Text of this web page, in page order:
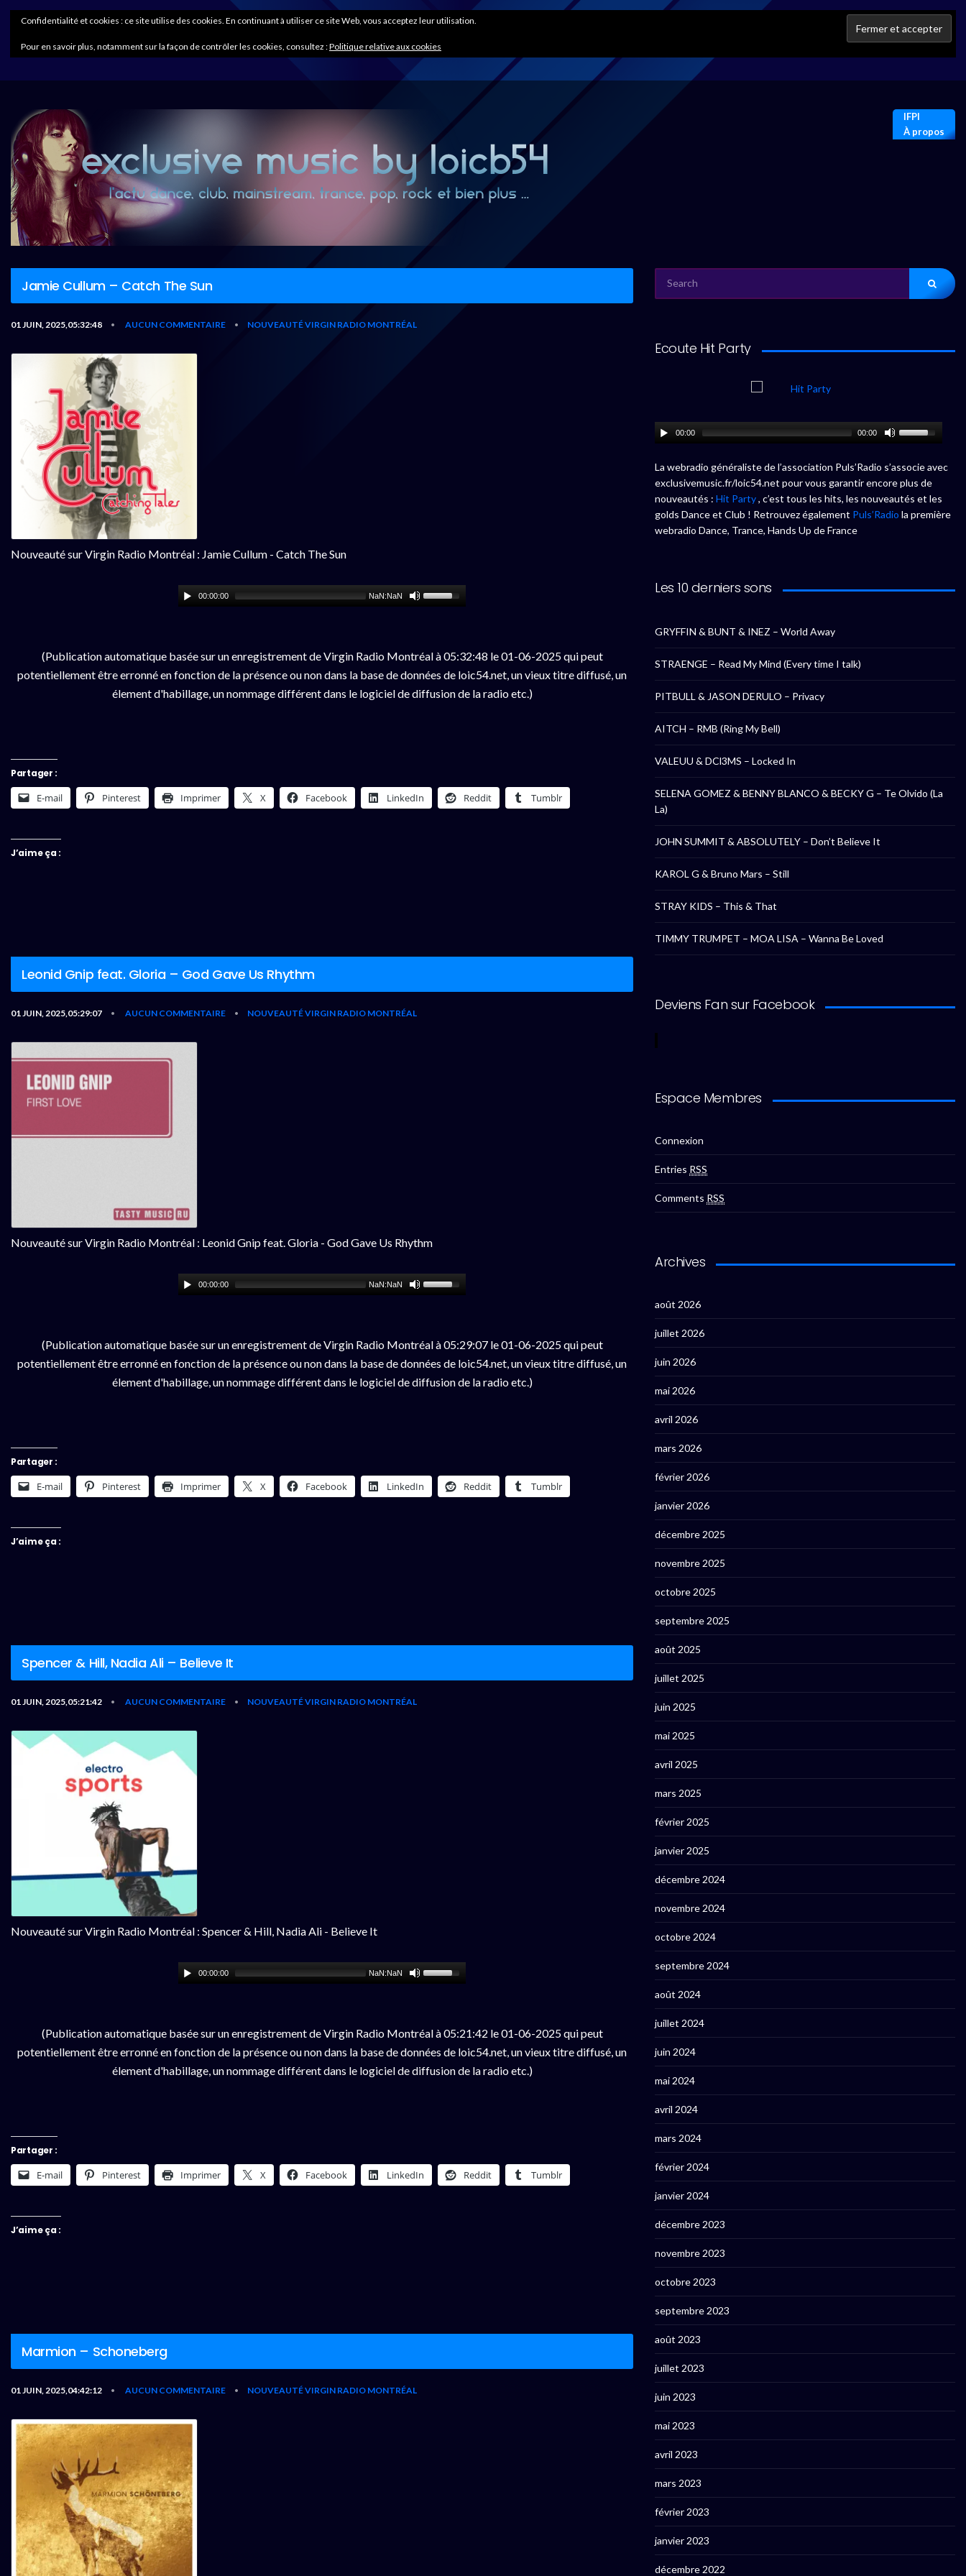
IFPI
À propos
Jamie Cullum – Catch The Sun
01 JUIN, 2025,05:32:48 • AUCUN COMMENTAIRE • NOUVEAUTÉ VIRGIN RADIO MONTRÉAL
Nouveauté sur Virgin Radio Montréal : Jamie Cullum - Catch The Sun
00:00:00 NaN:NaN
(Publication automatique basée sur un enregistrement de Virgin Radio Montréal à 05:32:48 le 01-06-2025 qui peut
potentiellement être erronné en fonction de la présence ou non dans la base de données de loic54.net, un vieux titre diffusé, un
élement d'habillage, un nommage différent dans le logiciel de diffusion de la radio etc.)
Partager :
E-mail Pinterest Imprimer X Facebook LinkedIn Reddit Tumblr
J’aime ça :
Leonid Gnip feat. Gloria – God Gave Us Rhythm
01 JUIN, 2025,05:29:07 • AUCUN COMMENTAIRE • NOUVEAUTÉ VIRGIN RADIO MONTRÉAL
Nouveauté sur Virgin Radio Montréal : Leonid Gnip feat. Gloria - God Gave Us Rhythm
00:00:00 NaN:NaN
(Publication automatique basée sur un enregistrement de Virgin Radio Montréal à 05:29:07 le 01-06-2025 qui peut
potentiellement être erronné en fonction de la présence ou non dans la base de données de loic54.net, un vieux titre diffusé, un
élement d'habillage, un nommage différent dans le logiciel de diffusion de la radio etc.)
Partager :
E-mail Pinterest Imprimer X Facebook LinkedIn Reddit Tumblr
J’aime ça :
Spencer & Hill, Nadia Ali – Believe It
01 JUIN, 2025,05:21:42 • AUCUN COMMENTAIRE • NOUVEAUTÉ VIRGIN RADIO MONTRÉAL
Nouveauté sur Virgin Radio Montréal : Spencer & Hill, Nadia Ali - Believe It
00:00:00 NaN:NaN
(Publication automatique basée sur un enregistrement de Virgin Radio Montréal à 05:21:42 le 01-06-2025 qui peut
potentiellement être erronné en fonction de la présence ou non dans la base de données de loic54.net, un vieux titre diffusé, un
élement d'habillage, un nommage différent dans le logiciel de diffusion de la radio etc.)
Partager :
E-mail Pinterest Imprimer X Facebook LinkedIn Reddit Tumblr
J’aime ça :
Marmion – Schoneberg
01 JUIN, 2025,04:42:12 • AUCUN COMMENTAIRE • NOUVEAUTÉ VIRGIN RADIO MONTRÉAL
FOR:
Ecoute Hit Party
00:00 00:00
La webradio généraliste de l’association Puls’Radio s’associe avec
exclusivemusic.fr/loic54.net pour vous garantir encore plus de
nouveautés : Hit Party, c’est tous les hits, les nouveautés et les
golds Dance et Club ! Retrouvez également Puls’Radio la première
webradio Dance, Trance, Hands Up de France
Les 10 derniers sons
GRYFFIN & BUNT & INEZ – World Away
STRAENGE – Read My Mind (Every time I talk)
PITBULL & JASON DERULO – Privacy
AITCH – RMB (Ring My Bell)
VALEUU & DCl3MS – Locked In
SELENA GOMEZ & BENNY BLANCO & BECKY G – Te Olvido (La
La)
JOHN SUMMIT & ABSOLUTELY – Don’t Believe It
KAROL G & Bruno Mars – Still
STRAY KIDS – This & That
TIMMY TRUMPET – MOA LISA – Wanna Be Loved
Deviens Fan sur Facebook
Espace Membres
Connexion
Entries RSS
Comments RSS
Archives
août 2026
juillet 2026
juin 2026
mai 2026
avril 2026
mars 2026
février 2026
janvier 2026
décembre 2025
novembre 2025
octobre 2025
septembre 2025
août 2025
juillet 2025
juin 2025
mai 2025
avril 2025
mars 2025
février 2025
janvier 2025
décembre 2024
novembre 2024
octobre 2024
septembre 2024
août 2024
juillet 2024
juin 2024
mai 2024
avril 2024
mars 2024
février 2024
janvier 2024
décembre 2023
novembre 2023
octobre 2023
septembre 2023
août 2023
juillet 2023
juin 2023
mai 2023
avril 2023
mars 2023
février 2023
janvier 2023
décembre 2022
Confidentialité et cookies : ce site utilise des cookies. En continuant à utiliser ce site Web, vous acceptez leur utilisation.
Pour en savoir plus, notamment sur la façon de contrôler les cookies, consultez :Politique relative aux cookies